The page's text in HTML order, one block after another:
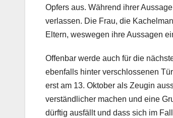
Opfers aus. Während ihrer
verlassen. Die Frau, die
Eltern, weswegen ihre Aussagen
Offenbar werde auch für die
ebenfalls hinter verschlossenen
erst am 13. Oktober als Zeugin
verständlicher machen und eine
dürftig ausfällt und dass sich im